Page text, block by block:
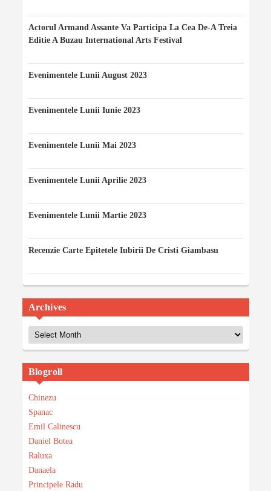
Actorul Armand Assante Va Participa La Cea De-A Treia
Editie A Buzau International Arts Festival
Evenimentele Lunii August 2023
Evenimentele Lunii Iunie 2023
Evenimentele Lunii Mai 2023
Evenimentele Lunii Aprilie 2023
Evenimentele Lunii Martie 2023
Recenzie Carte Epitetele Iubirii De Cristi Giambasu
Archives
Archives
Blogroll
Chinezu
Spanac
Emil Calinescu
Daniel Botea
Raluxa
Danaela
Principele Radu